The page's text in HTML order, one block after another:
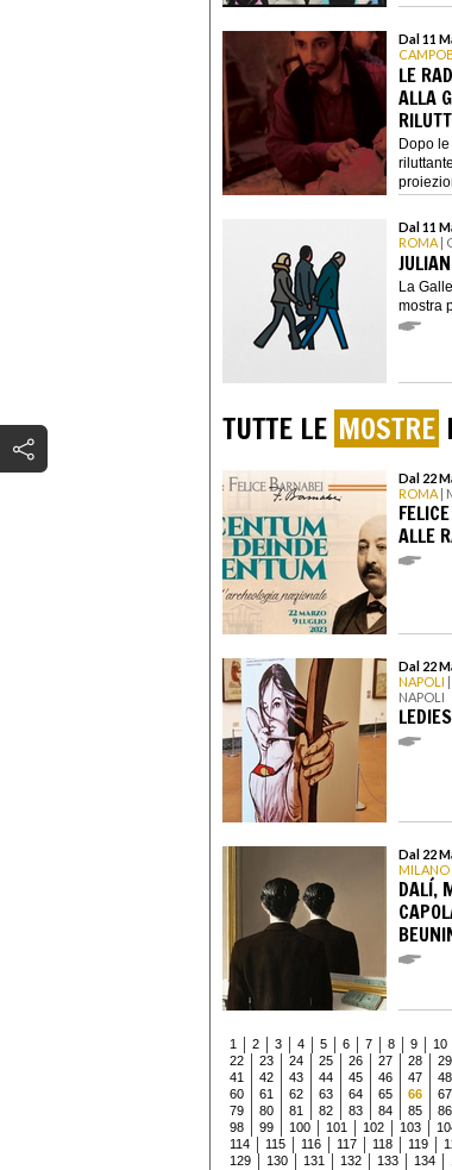
Dal 11
LE
ALLA
Dopo
Dal 11
ROMA |
La
mostra
TUTTE LE MOSTRE
Dal 22
ROMA |
ALLE
Dal 22
NAPOLI
NAPOLI
Dal 22
MILANO
DALÍ,
1 2 3 4 5 6 7 8 9 10
22
23 24 25 26 27 28 29
41
42 43 44 45 46 47 48
60
61 62 63 64 65 66 67
79
80 81 82 83 84 85 86
98
99 100 101 102 103
114
115 116 117 118 119
129
130 131 132 133 134